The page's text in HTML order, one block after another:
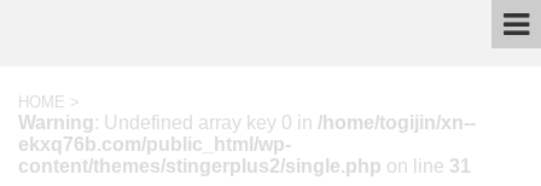
HOME >
Warning: Undefined array key 0 in /home/togijin/xn--
ekxq76b.com/public_html/wp-
content/themes/stingerplus2/single.php on line 31